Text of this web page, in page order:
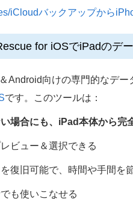
iCloudバックアップから
for iOSでiPadのデ
Android向けの専門的なデ
です。このツールは：
場合にも、iPad本体から完
ビュー＆選択できる
復旧可能で、時間や手間を
も使いこなせる